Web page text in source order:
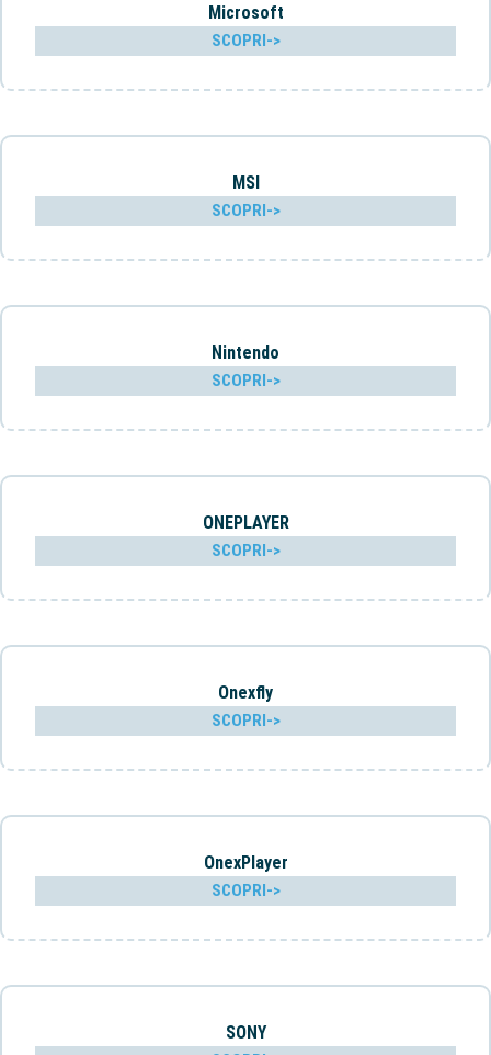
Microsoft
SCOPRI->
MSI
SCOPRI->
Nintendo
SCOPRI->
ONEPLAYER
SCOPRI->
Onexfly
SCOPRI->
OnexPlayer
SCOPRI->
SONY